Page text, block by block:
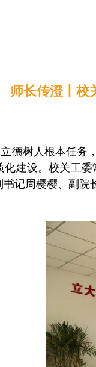
师长传澄丨校
德树人根本任
建设。校关工
记周樱樱、副